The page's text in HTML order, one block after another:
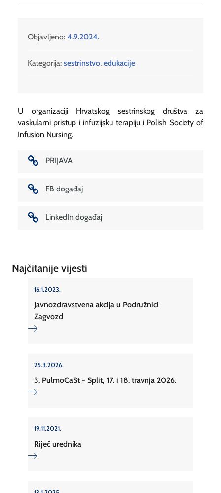
Objavljeno: 4.9.2024.
Kategorija: sestrinstvo, edukacije
U organizaciji Hrvatskog sestrinskog društva za
vaskularni pristup i infuzijsku terapiju i Polish Society of
Infusion Nursing.
PRIJAVA
FB događaj
LinkedIn događaj
Najčitanije vijesti
16.1.2023.
Javnozdravstvena akcija u Podružnici
Zagvozd
25.3.2026.
3. PulmoCaSt - Split, 17. i 18. travnja 2026.
19.11.2021.
Riječ urednika